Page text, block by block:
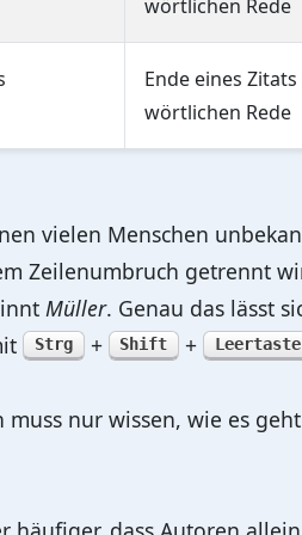
wörtlichen Rede
Ende eines
wörtlichen Rede
vielen Menschen
Zeilenumbruch getrennt
Müller. Genau das lässt
Strg + Shift + Leertaste
muss nur wissen, wie es